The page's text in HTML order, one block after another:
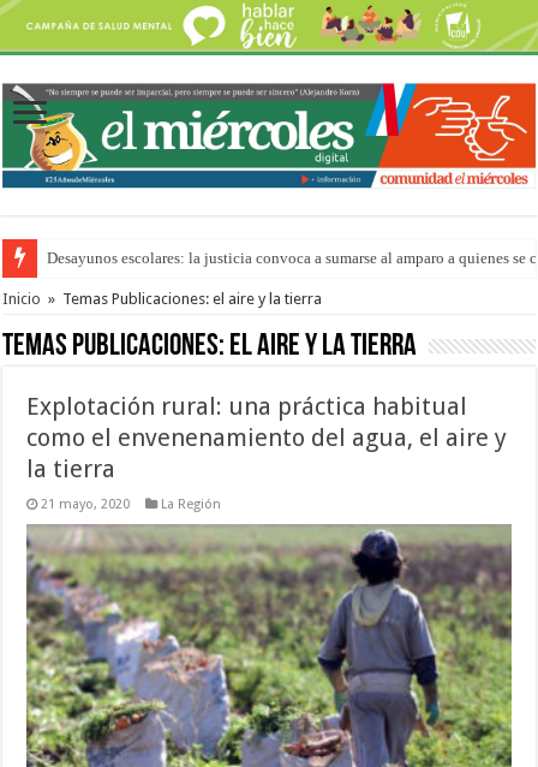
Desayunos escolares: la justicia convoca a sumarse al amparo a quienes se
“La Feria en tu Barrio” para agostocon sus días y horarios
Inicio » Temas Publicaciones: el aire y la tierra
Temas Publicaciones: el aire y la tierra
Explotación rural: una práctica habitual
como el envenenamiento del agua, el aire y
la tierra
21 mayo, 2020 La Región